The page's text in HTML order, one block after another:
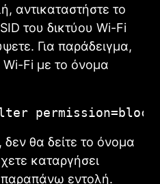
αντικαταστήστε το
του δικτύου Wi-Fi
Για παράδειγμα,
Fi με το όνομα
θα δείτε το όνομα
καταργήσει
παραπάνω εντολή.